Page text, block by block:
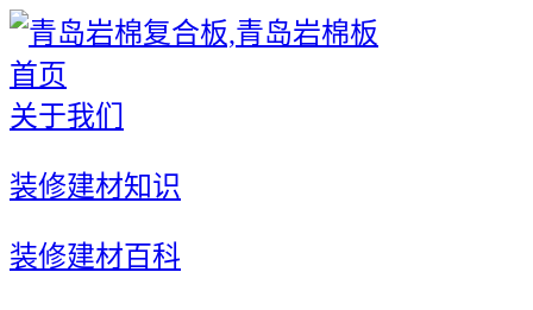
首页
关于我们
装修建材知识
装修建材百科